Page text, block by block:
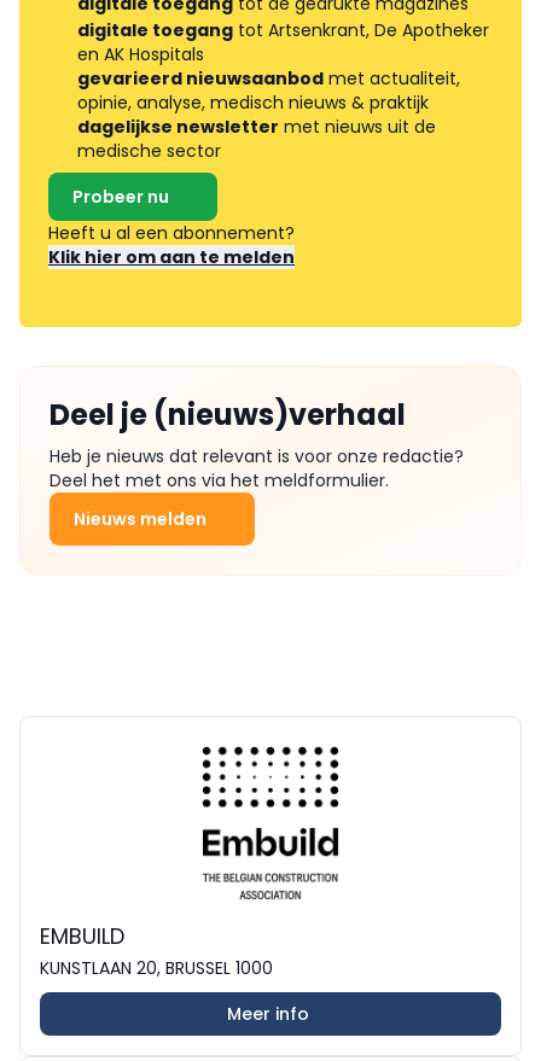
digitale toegang tot Artsenkrant, De Apotheker
en AK Hospitals
gevarieerd nieuwsaanbod met actualiteit,
opinie, analyse, medisch nieuws & praktijk
dagelijkse newsletter met nieuws uit de
medische sector
Probeer nu
Heeft u al een abonnement?
Klik hier om aan te melden
Deel je (nieuws)verhaal
Heb je nieuws dat relevant is voor onze redactie?
Deel het met ons via het meldformulier.
Nieuws melden
EMBUILD
KUNSTLAAN 20, BRUSSEL 1000
Meer info